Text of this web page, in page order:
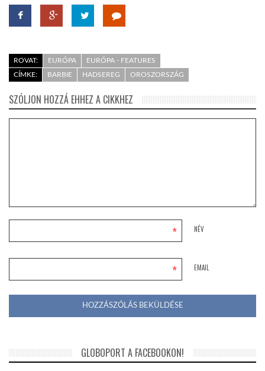
ROVAT: EURÓPA
EURÓPA - FEATURES
CÍMKE:
BARBIE HADSEREG OROSZORSZÁG
SZÓLJON HOZZÁ EHHEZ A CIKKHEZ
NÉV
*
EMAIL
*
GLOBOPORT A FACEBOOKON!